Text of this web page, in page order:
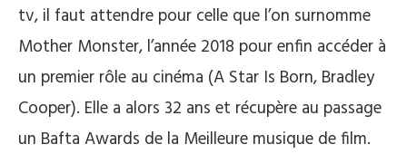
tv, il faut attendre pour celle que l’on surnomme
Mother Monster, l’année 2018 pour enfin accéder à
un premier rôle au cinéma (A Star Is Born, Bradley
Cooper). Elle a alors 32 ans et récupère au passage
un Bafta Awards de la Meilleure musique de film.